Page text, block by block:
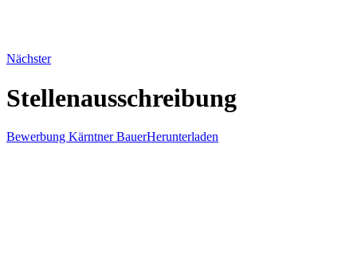
Nächster
Stellenausschreibung
Bewerbung Kärntner BauerHerunterladen